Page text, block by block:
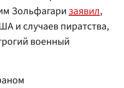
Зольфагаризаявил,
и случаев пиратства,
военный